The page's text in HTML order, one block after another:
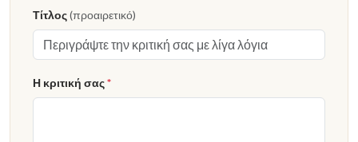
Τίτλος(προαιρετικό)
Η κριτική σας*